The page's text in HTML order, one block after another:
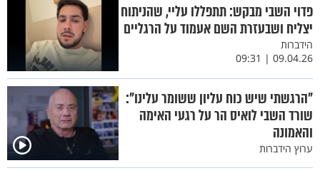
פדוי השבי מבקש: תתפללו עליי, שהניתוח
יצליח ושבעזרת השם אעמוד על הרגליים
הידברות
09.04.26 | 09:31
"הרגשתי שיש כוח עליון ששומר עלינו":
שורד השבי לואיס הר על רגעי האימה
והאמונה
ערוץ הידברות